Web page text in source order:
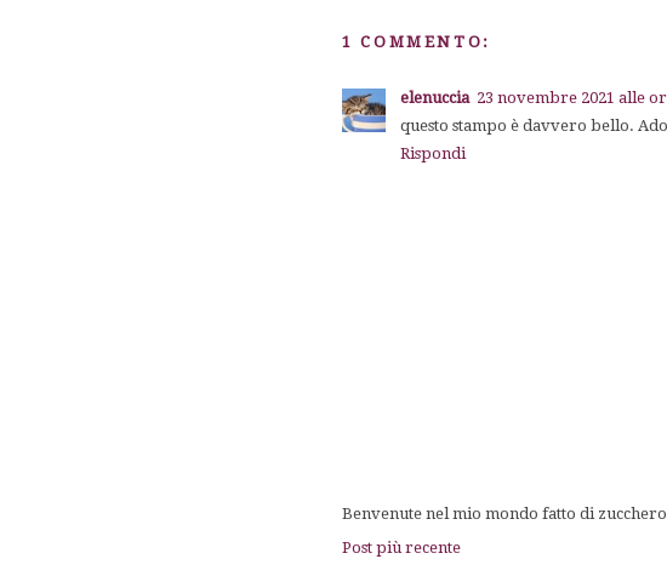
1 COMMENTO:
elenuccia 23 novembre 2021 alle
questo stampo è davvero bello.
Rispondi
Benvenute nel mio mondo fatto di
Post più recente